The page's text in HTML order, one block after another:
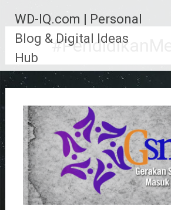
konten
WD-IQ.com | Personal
Blog & Digital Ideas
Hub